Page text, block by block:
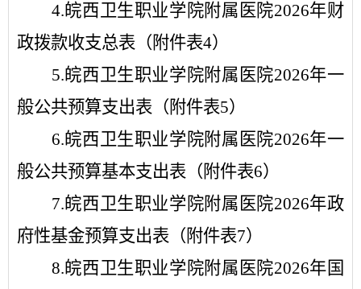
4.皖西卫生职业学院附属医院2026年财
政拨款收支总表（ 附件表4）
5.皖西卫生职业学院附属医院2026年一
般公共预算支出表（ 附件表5）
6.皖西卫生职业学院附属医院2026年一
般公共预算基本支出表（ 附件表6）
7.皖西卫生职业学院附属医院2026年政
府性基金预算支出表（ 附件表7）
8.皖西卫生职业学院附属医院2026年 国